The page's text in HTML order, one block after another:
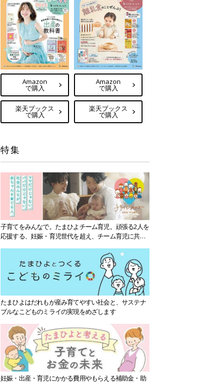
Amazon
で購入
楽天ブックス
で購入
Amazon
で購入
楽天ブックス
で購入
特集
子育てをみんなで。たまひよチーム育児。頑張る2人を
応援する、妊娠・育児世代を超え、チーム育児に共感
たまひよはだれもが産み育てやすい社会と、サステナ
ブルなこどものミライの実現をめざします
妊娠・出産・育児にかかる費用やもらえる補助金・助